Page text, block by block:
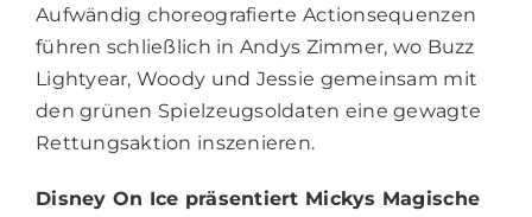
Aufwändig choreografierte Actionsequenzen
führen schließlich in Andys Zimmer, wo Buzz
Lightyear, Woody und Jessie gemeinsam mit
den grünen Spielzeugsoldaten eine gewagte
Rettungsaktion inszenieren.
Disney On Ice präsentiert Mickys Magische